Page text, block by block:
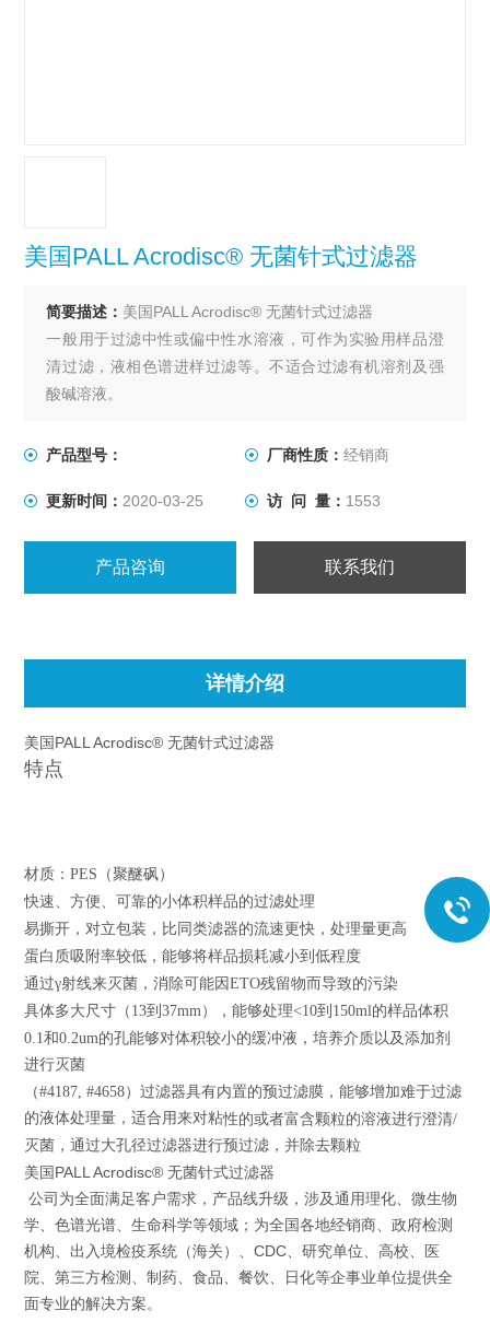
美国PALL Acrodisc® 无菌针式过滤器
简要描述： 美国PALL Acrodisc® 无菌针式过滤器
一般用于过滤中性或偏中性水溶液，可作为实验用样品澄
清过滤，液相色谱进样过滤等。不适合过滤有机溶剂及强
酸碱溶液。
产品型号： 厂商性质： 经销商
更新时间： 2020-03-25 访 问 量： 1553
产品咨询 联系我们
详情介绍
美国PALL Acrodisc® 无菌针式过滤器
特点
材质：PES（聚醚砜）
快速、方便、可靠的小体积样品的过滤处理
易撕开，对立包装，比同类滤器的流速更快，处理量更高
蛋白质吸附率较低，能够将样品损耗减小到低程度
通过γ射线来灭菌，消除可能因ETO残留物而导致的污染
具体多大尺寸（13到37mm），能够处理<10到150ml的样品体积
0.1和0.2um的孔能够对体积较小的缓冲液，培养介质以及添加剂
进行灭菌
（#4187, #4658）过滤器具有内置的预过滤膜，能够增加难于过滤
的液体处理量，适合用来对粘性的或者富含颗粒的溶液进行澄清/
灭菌，通过大孔径过滤器进行预过滤，并除去颗粒
美国PALL Acrodisc® 无菌针式过滤器
公司为全面满足客户需求，产品线升级，涉及通用理化、微生物
学、色谱光谱、生命科学等领域；为全国各地经销商、政府检测
机构、出入境检疫系统（海关）、CDC、研究单位、高校、医
院、第三方检测、制药、食品、餐饮、日化等企事业单位提供全
面专业的解决方案。